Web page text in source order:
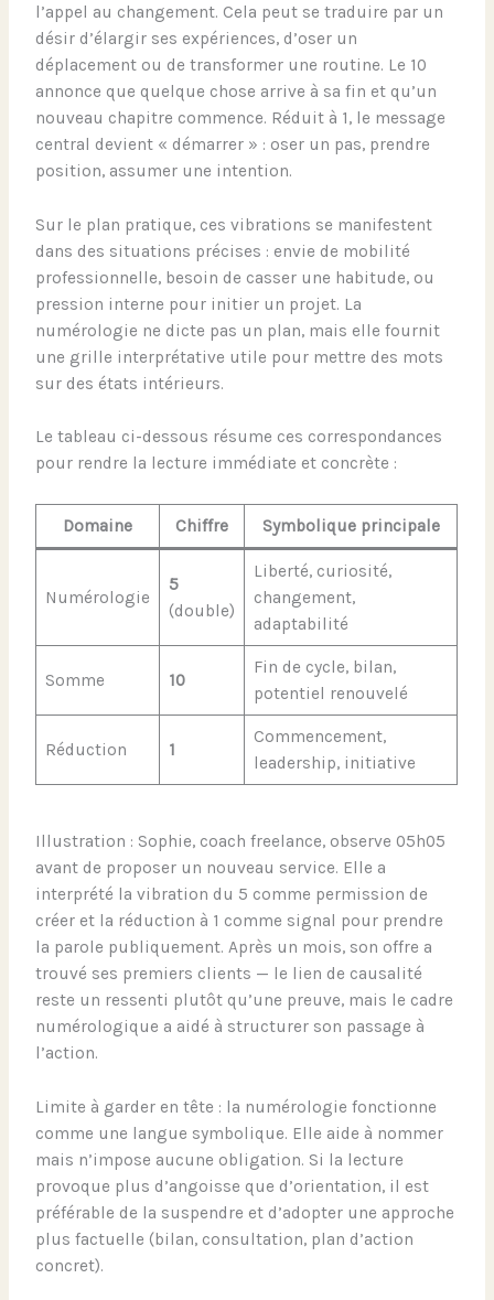
l’appel au changement. Cela peut se traduire par un
désir d’élargir ses expériences, d’oser un
déplacement ou de transformer une routine. Le 10
annonce que quelque chose arrive à sa fin et qu’un
nouveau chapitre commence. Réduit à 1, le message
central devient « démarrer » : oser un pas, prendre
position, assumer une intention.
Sur le plan pratique, ces vibrations se manifestent
dans des situations précises : envie de mobilité
professionnelle, besoin de casser une habitude, ou
pression interne pour initier un projet. La
numérologie ne dicte pas un plan, mais elle fournit
une grille interprétative utile pour mettre des mots
sur des états intérieurs.
Le tableau ci-dessous résume ces correspondances
pour rendre la lecture immédiate et concrète :
Domaine Chiffre Symbolique principale
Numérologie
5
(double)
Liberté, curiosité,
changement,
adaptabilité
Somme 10
Fin de cycle, bilan,
potentiel renouvelé
Réduction 1
Commencement,
leadership, initiative
Illustration : Sophie, coach freelance, observe 05h05
avant de proposer un nouveau service. Elle a
interprété la vibration du 5 comme permission de
créer et la réduction à 1 comme signal pour prendre
la parole publiquement. Après un mois, son offre a
trouvé ses premiers clients — le lien de causalité
reste un ressenti plutôt qu’une preuve, mais le cadre
numérologique a aidé à structurer son passage à
l’action.
Limite à garder en tête : la numérologie fonctionne
comme une langue symbolique. Elle aide à nommer
mais n’impose aucune obligation. Si la lecture
provoque plus d’angoisse que d’orientation, il est
préférable de la suspendre et d’adopter une approche
plus factuelle (bilan, consultation, plan d’action
concret).